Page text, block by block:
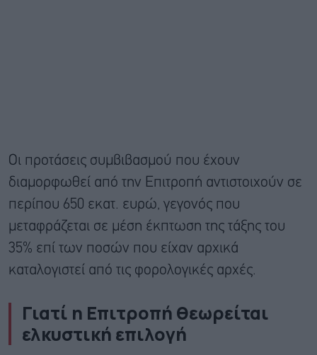
Οι προτάσεις συμβιβασμού που έχουν
διαμορφωθεί από την Επιτροπή αντιστοιχούν σε
περίπου 650 εκατ. ευρώ, γεγονός που
μεταφράζεται σε μέση έκπτωση της τάξης του
35% επί των ποσών που είχαν αρχικά
καταλογιστεί από τις φορολογικές αρχές.
Γιατί η Επιτροπή θεωρείται
ελκυστική επιλογή